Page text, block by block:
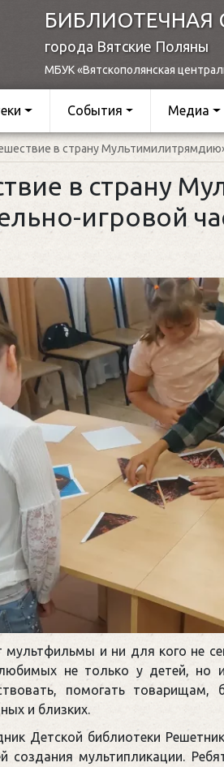
БИБЛИОТЕЧНАЯ
города Вятские Поляны
МБУК «Вятскополянская
События Медиа
в страну
в страну
игровой
и ни для кого не
не только у детей, но
помогать
и близких.
Детской библиотеки
создания мультипликации.